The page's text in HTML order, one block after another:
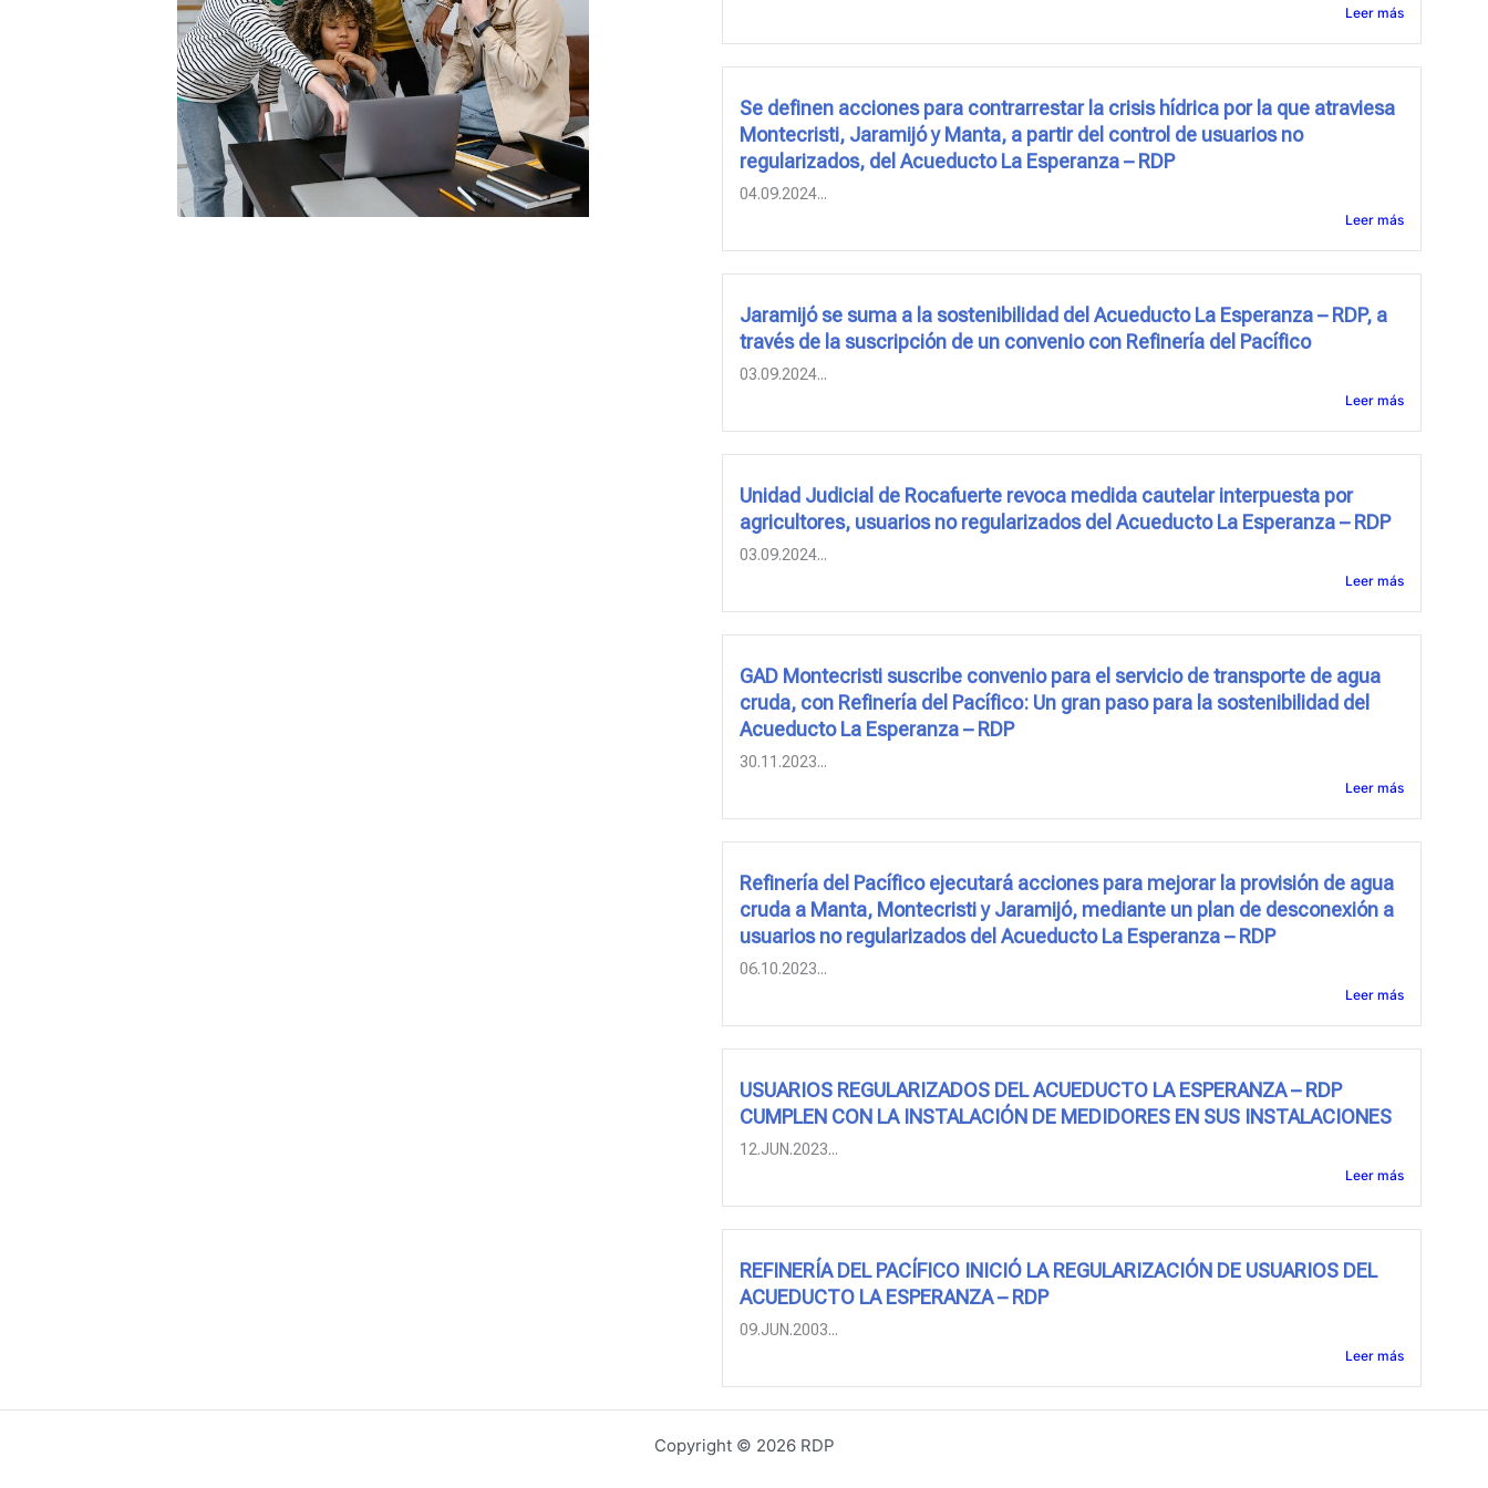
Leer más
Se definen acciones para contrarrestar la crisis hídrica por la que atraviesa
Montecristi, Jaramijó y Manta, a partir del control de usuarios no
regularizados, del Acueducto La Esperanza – RDP
04.09.2024...
Leer más
Jaramijó se suma a la sostenibilidad del Acueducto La Esperanza – RDP, a
través de la suscripción de un convenio con Refinería del Pacífico
03.09.2024...
Leer más
Unidad Judicial de Rocafuerte revoca medida cautelar interpuesta por
agricultores, usuarios no regularizados del Acueducto La Esperanza – RDP
03.09.2024...
Leer más
GAD Montecristi suscribe convenio para el servicio de transporte de agua
cruda, con Refinería del Pacífico: Un gran paso para la sostenibilidad del
Acueducto La Esperanza – RDP
30.11.2023...
Leer más
Refinería del Pacífico ejecutará acciones para mejorar la provisión de agua
cruda a Manta, Montecristi y Jaramijó, mediante un plan de desconexión a
usuarios no regularizados del Acueducto La Esperanza – RDP
06.10.2023...
Leer más
USUARIOS REGULARIZADOS DEL ACUEDUCTO LA ESPERANZA – RDP
CUMPLEN CON LA INSTALACIÓN DE MEDIDORES EN SUS INSTALACIONES
12.JUN.2023...
Leer más
REFINERÍA DEL PACÍFICO INICIÓ LA REGULARIZACIÓN DE USUARIOS DEL
ACUEDUCTO LA ESPERANZA – RDP
09.JUN.2003...
Leer más
Copyright © 2026 RDP